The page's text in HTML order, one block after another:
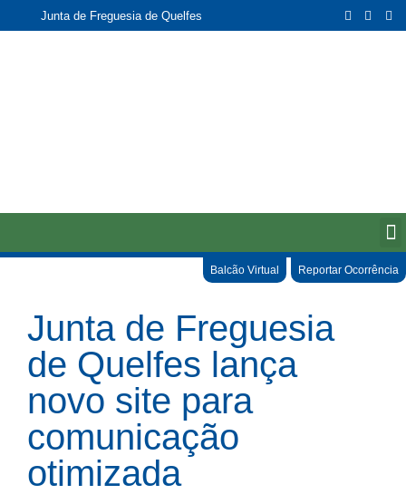
Junta de Freguesia de Quelfes
Balcão Virtual Reportar Ocorrência
Junta de Freguesia
de Quelfes lança
novo site para
comunicação
otimizada